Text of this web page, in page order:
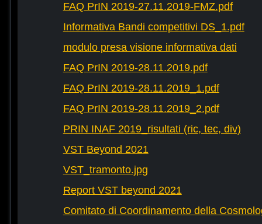
FAQ PrIN 2019-27.11.2019-FMZ.pdf
Informativa Bandi competitivi DS_1.pdf
modulo presa visione informativa dati
FAQ PrIN 2019-28.11.2019.pdf
FAQ PrIN 2019-28.11.2019_1.pdf
FAQ PrIN 2019-28.11.2019_2.pdf
PRIN INAF 2019_risultati (ric, tec, div)
VST Beyond 2021
VST_tramonto.jpg
Report VST beyond 2021
Comitato di Coordinamento della